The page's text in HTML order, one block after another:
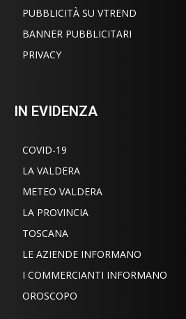
PUBBLICITÀ SU VTREND
BANNER PUBBLICITARI
PRIVACY
IN EVIDENZA
COVID-19
LA VALDERA
METEO VALDERA
LA PROVINCIA
TOSCANA
LE AZIENDE INFORMANO
I COMMERCIANTI INFORMANO
OROSCOPO